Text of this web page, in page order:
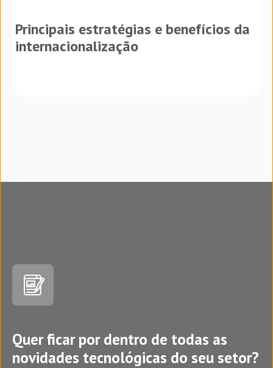
Principais estratégias e benefícios da
internacionalização
Quer ficar por dentro de todas as
novidades tecnológicas do seu setor?